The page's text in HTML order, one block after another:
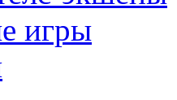
игры